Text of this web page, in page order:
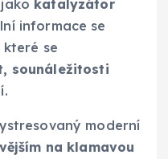
katalyzátor
informace se
se
sounáležitosti
moderní
na klamavou